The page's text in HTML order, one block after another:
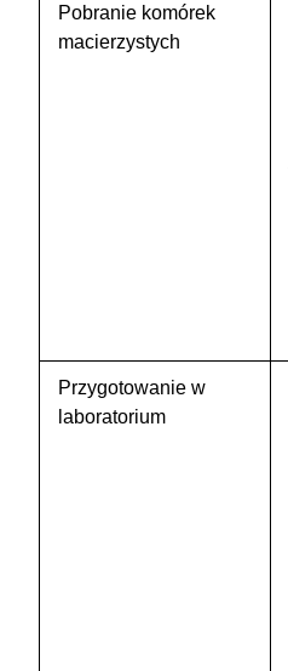
Pobranie komórek
macierzystych
Przygotowanie w
laboratorium